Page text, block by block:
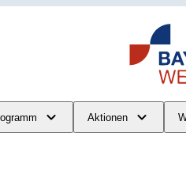
Aktionen